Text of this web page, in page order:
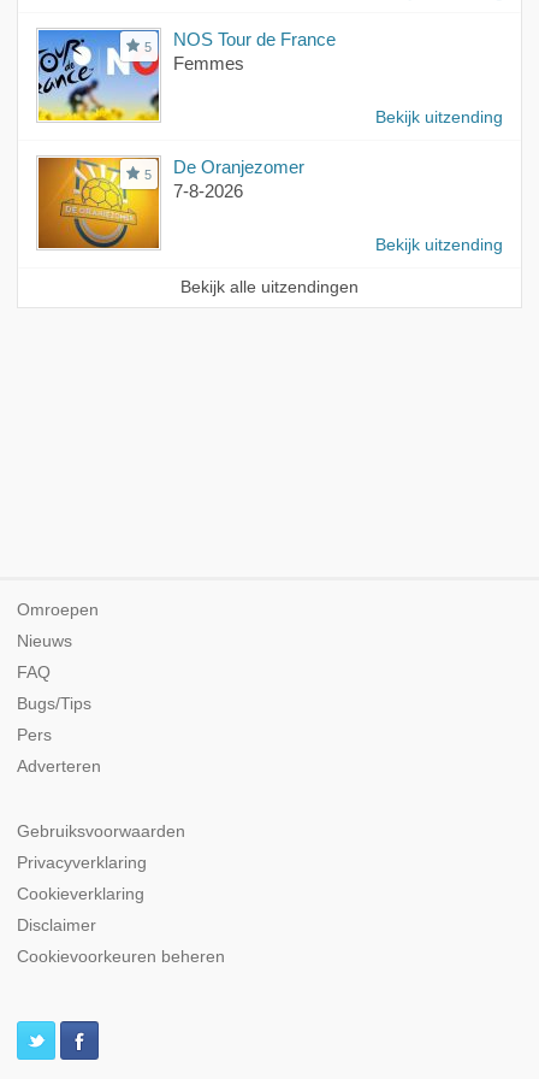
5
NOS Tour de France
Femmes
Bekijk uitzending
5
De Oranjezomer
7-8-2026
Bekijk uitzending
Bekijk alle uitzendingen
Omroepen
Nieuws
FAQ
Bugs/Tips
Pers
Adverteren
Gebruiksvoorwaarden
Privacyverklaring
Cookieverklaring
Disclaimer
Cookievoorkeuren beheren